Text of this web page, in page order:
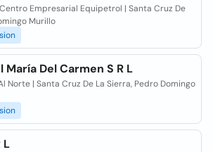
Empresarial Equipetrol | Santa Cruz De
Murillo
Del Carmen S R L
Norte | Santa Cruz De La Sierra, Pedro Domingo
L